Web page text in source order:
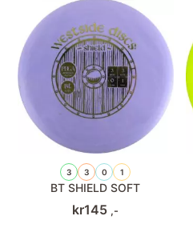
3 3 0 1
BT SHIELD SOFT
kr145 ,-